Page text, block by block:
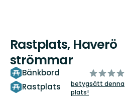
Rastplats, Haverö
strömmar
Bänkbord
Rastplats
av
5
stjärnor
betygsätt denna
plats!